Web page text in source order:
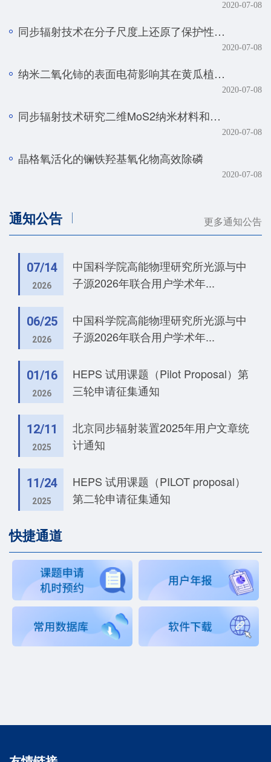
2020-07-08
同步辐射技术在分子尺度上还原了保护性耕作土壤磷元素的真实赋存形态
2020-07-08
纳米二氧化铈的表面电荷影响其在黄瓜植株中的转化、转运及毒性
2020-07-08
同步辐射技术研究二维MoS2纳米材料和生物体的相互作用规律
2020-07-08
晶格氧活化的镧铁羟基氧化物高效除磷
2020-07-08
通知公告 更多通知公告
07/14
2026
中国科学院高能物理研究所光源与中
子源2026年联合用户学术年...
06/25
2026
中国科学院高能物理研究所光源与中
子源2026年联合用户学术年...
01/16
2026
HEPS 试用课题（Pilot Proposal）第
三轮申请征集通知
12/11
2025
北京同步辐射装置2025年用户文章统
计通知
11/24
2025
HEPS 试用课题（PILOT proposal）
第二轮申请征集通知
快捷通道